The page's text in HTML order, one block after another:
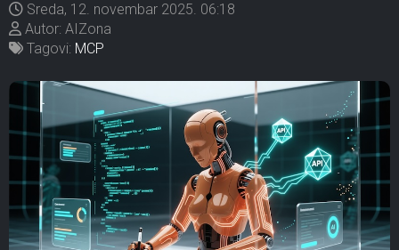
Sreda, 12. novembar 2025. 06:18
Autor: AIZona
Tagovi: MCP